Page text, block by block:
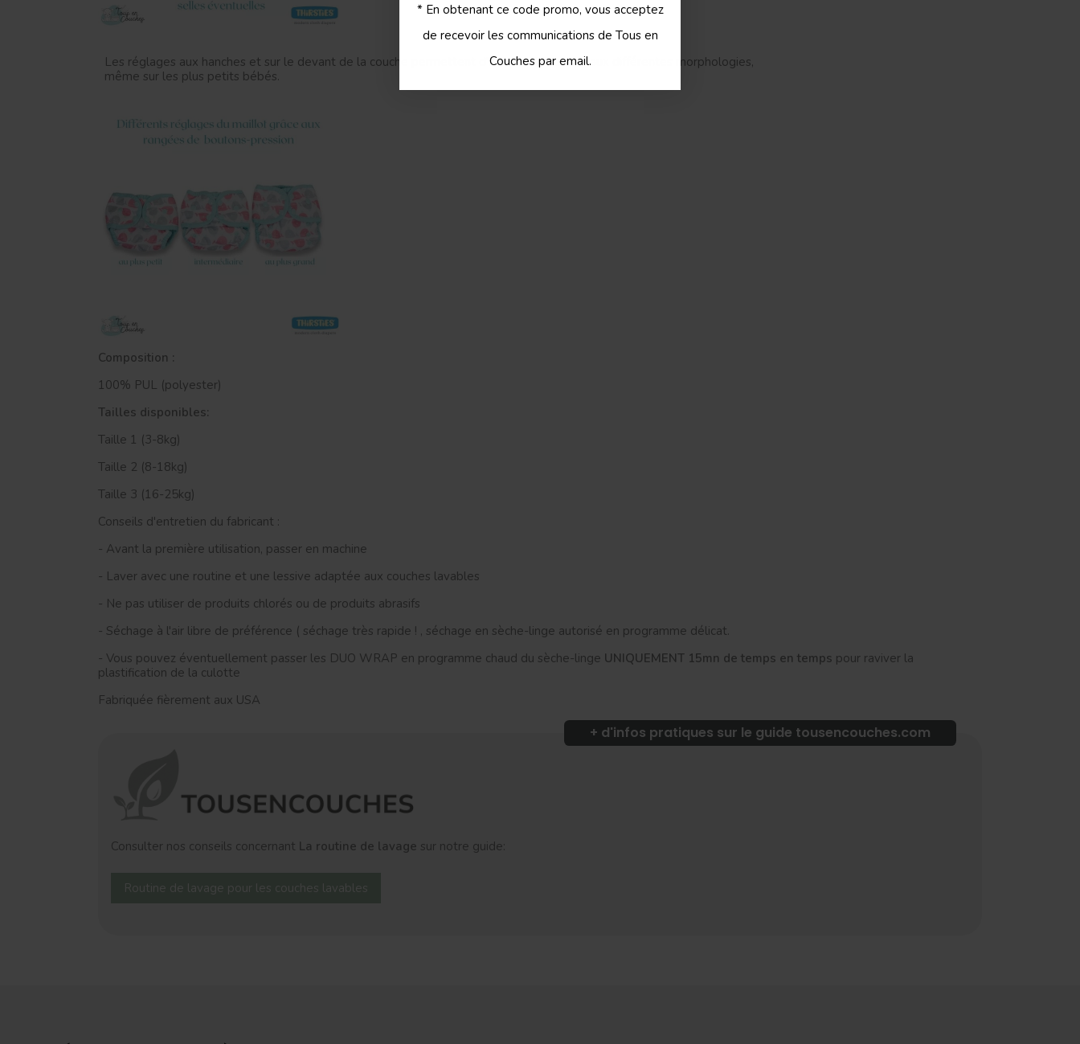
Les réglages aux hanches et sur le devant de la couche permettent d'adapter la couche aux différentes morphologies,
même sur les plus petits bébés.
Composition :
100% PUL (polyester)
Tailles disponibles:
Taille 1 (3-8kg)
Taille 2 (8-18kg)
Taille 3 (16-25kg)
Conseils d'entretien du fabricant :
- Avant la première utilisation, passer en machine
- Laver avec une routine et une lessive adaptée aux couches lavables
- Ne pas utiliser de produits chlorés ou de produits abrasifs
- Séchage à l'air libre de préférence ( séchage très rapide ! , séchage en sèche-linge autorisé en programme délicat.
- Vous pouvez éventuellement passer les DUO WRAP en programme chaud du sèche-linge UNIQUEMENT 15mn de temps en temps pour raviver la
plastification de la culotte
Fabriquée fièrement aux USA
+ d'infos pratiques sur le guide tousencouches.com
Consulter nos conseils concernant La routine de lavage sur notre guide:
Routine de lavage pour les couches lavables
* En obtenant ce code promo, vous acceptez
de recevoir les communications de Tous en
Couches par email.